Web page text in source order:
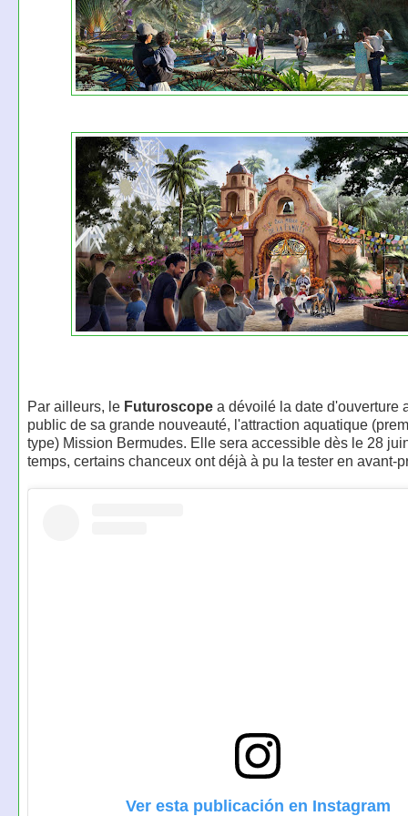
Par ailleurs, le Futuroscopea dévoilé la date d'ouverture
public de sa grande nouveauté, l'attraction aquatique
type) Mission Bermudes. Elle sera accessible dès le 28
temps, certains chanceux ont déjà à pu la tester en avant-
Ver esta publicación en Instagram